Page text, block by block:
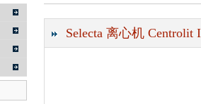
Selecta 离心机 Centrolit